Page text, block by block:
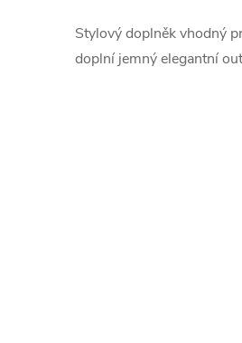
Stylový doplněk vhodný
doplní jemný elegantní